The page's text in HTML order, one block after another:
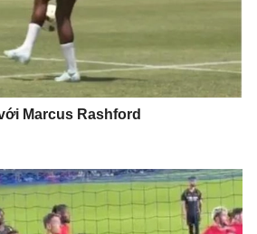
Marcus Rashford